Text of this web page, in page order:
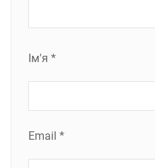
Ім'я *
Email *